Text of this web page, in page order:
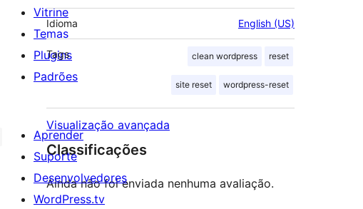
Idioma English (US)
Tags clean wordpress reset
site reset wordpress-reset
Visualização avançada
Classificações
Ainda não foi enviada nenhuma avaliação.
Vitrine
Temas
Plugins
Padrões
Aprender
Suporte
Desenvolvedores
WordPress.tv